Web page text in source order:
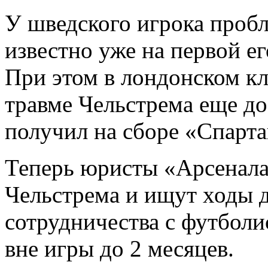
У шведского игрока
известно уже на первой
При этом в лондонском
травме Чельстрема еще
получил на сборе
Теперь юристы
Чельстрема и ищут ходы
сотрудничества с
вне игры до 2 месяцев.